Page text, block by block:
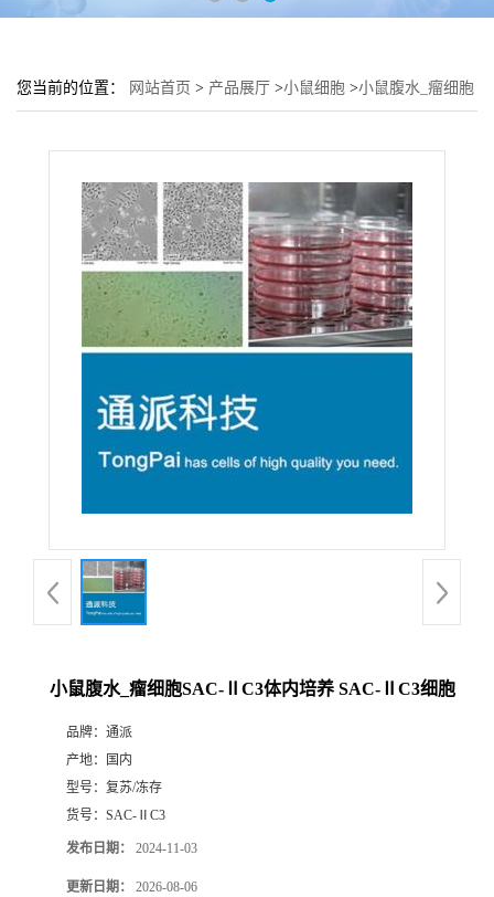
您当前的位置： 网站首页 > 产品展厅 >小鼠细胞 >小鼠腹水_瘤细胞
小鼠腹水_瘤细胞SAC-ⅡC3体内培养 SAC-ⅡC3细胞
品牌： 通派
产地：
国内
型号： 复苏/冻存
货号： SAC-ⅡC3
发布日期： 2024-11-03
更新日期： 2026-08-06